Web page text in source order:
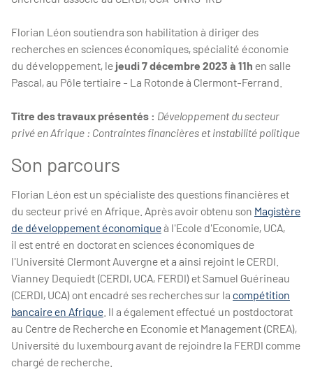
Florian Léon soutiendra son habilitation à diriger des
recherches en sciences économiques, spécialité économie
du développement, le jeudi 7 décembre 2023 à 11h en salle
Pascal, au Pôle tertiaire - La Rotonde à Clermont-Ferrand.
Titre des travaux présentés : Développement du secteur
privé en Afrique : Contraintes financières et instabilité politique
Son parcours
Florian Léon est un spécialiste des questions financières et
du secteur privé en Afrique. Après avoir obtenu son Magistère
de développement économiqueà l'Ecole d'Economie, UCA,
il est entré en doctorat en sciences économiques de
l'Université Clermont Auvergne et a ainsi rejoint le CERDI.
Vianney Dequiedt (CERDI, UCA, FERDI) et Samuel Guérineau
(CERDI, UCA) ont encadré ses recherches sur la compétition
bancaire en Afrique . Il a également effectué un postdoctorat
au Centre de Recherche en Economie et Management (CREA),
Université du luxembourg avant de rejoindre la FERDI comme
chargé de recherche.